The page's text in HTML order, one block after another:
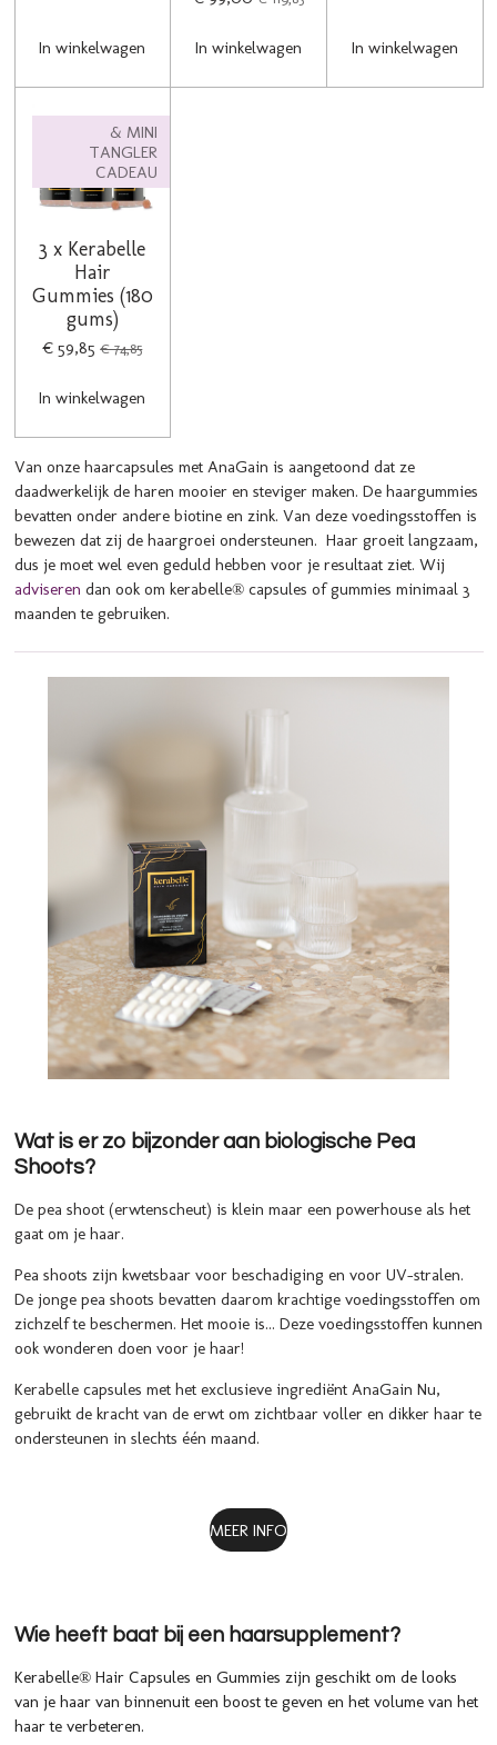
In winkelwagen In winkelwagen In winkelwagen
& MINI
TANGLER
CADEAU
3 x Kerabelle
Hair
Gummies (180
gums)
€ 59,85 € 74,85
In winkelwagen
Van onze haarcapsules met AnaGain is aangetoond dat ze
daadwerkelijk de haren mooier en steviger maken. De haargummies
bevatten onder andere biotine en zink. Van deze voedingsstoffen is
bewezen dat zij de haargroei ondersteunen. Haar groeit langzaam,
dus je moet wel even geduld hebben voor je resultaat ziet. Wij
adviseren dan ook om kerabelle® capsules of gummies minimaal 3
maanden te gebruiken.
Wat is er zo bijzonder aan biologische Pea
Shoots?
De pea shoot (erwtenscheut) is klein maar een powerhouse als het
gaat om je haar.
Pea shoots zijn kwetsbaar voor beschadiging en voor UV-stralen.
De jonge pea shoots bevatten daarom krachtige voedingsstoffen om
zichzelf te beschermen. Het mooie is... Deze voedingsstoffen kunnen
ook wonderen doen voor je haar!
Kerabelle capsules met het exclusieve ingrediënt AnaGain Nu,
gebruikt de kracht van de erwt om zichtbaar voller en dikker haar te
ondersteunen in slechts één maand.
MEER INFO
Wie heeft baat bij een haarsupplement?
Kerabelle® Hair Capsules en Gummies zijn geschikt om de looks
van je haar van binnenuit een boost te geven en het volume van het
haar te verbeteren.